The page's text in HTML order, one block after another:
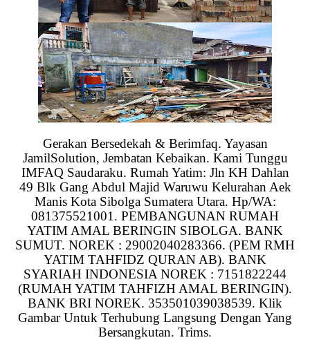
Gerakan Bersedekah & Berimfaq. Yayasan
JamilSolution, Jembatan Kebaikan. Kami Tunggu
IMFAQ Saudaraku. Rumah Yatim: Jln KH Dahlan
49 Blk Gang Abdul Majid Waruwu Kelurahan Aek
Manis Kota Sibolga Sumatera Utara. Hp/WA:
081375521001. PEMBANGUNAN RUMAH
YATIM AMAL BERINGIN SIBOLGA. BANK
SUMUT. NOREK : 29002040283366. (PEM RMH
YATIM TAHFIDZ QURAN AB). BANK
SYARIAH INDONESIA NOREK : 7151822244
(RUMAH YATIM TAHFIZH AMAL BERINGIN).
BANK BRI NOREK. 353501039038539. Klik
Gambar Untuk Terhubung Langsung Dengan Yang
Bersangkutan. Trims.